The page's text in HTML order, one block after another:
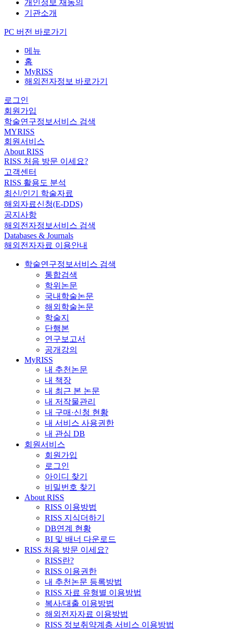
개인정보 재동의
기관소개
PC 버전 바로가기
메뉴
홈
MyRISS
해외전자정보 바로가기
로그인
회원가입
학술연구정보서비스 검색
MYRISS
회원서비스
About RISS
RISS 처음 방문 이세요?
고객센터
RISS 활용도 분석
최신/인기 학술자료
해외자료신청(E-DDS)
공지사항
해외전자정보서비스 검색
Databases & Journals
해외전자자료 이용안내
학술연구정보서비스 검색
통합검색
학위논문
국내학술논문
해외학술논문
학술지
단행본
연구보고서
공개강의
MyRISS
내 추천논문
내 책장
내 최근 본 논문
내 저작물관리
내 구매·신청 현황
내 서비스 사용권한
내 관심 DB
회원서비스
회원가입
로그인
아이디 찾기
비밀번호 찾기
About RISS
RISS 이용방법
RISS 지식더하기
DB연계 현황
BI 및 배너 다운로드
RISS 처음 방문 이세요?
RISS란?
RISS 이용권한
내 추천논문 등록방법
RISS 자료 유형별 이용방법
복사/대출 이용방법
해외전자자료 이용방법
RISS 정보취약계층 서비스 이용방법